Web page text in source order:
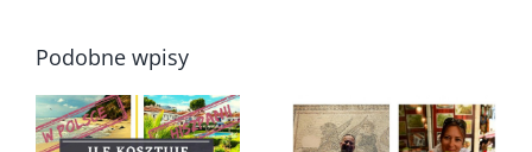
Podobne wpisy